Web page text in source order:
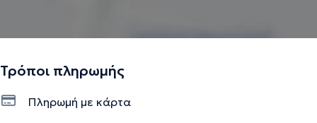
Τρόποι πληρωμής
Πληρωμή με κάρτα